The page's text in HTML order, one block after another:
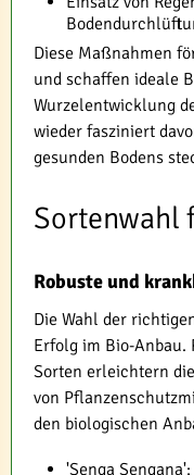
Diese Maßnahmen
und schaffen ideale
Wurzelentwicklung
wieder fasziniert
gesunden Bodens
Sortenwahl
Robuste und
Die Wahl der
Erfolg im Bio-Anbau.
Sorten erleichtern
von
den biologischen
'Senga